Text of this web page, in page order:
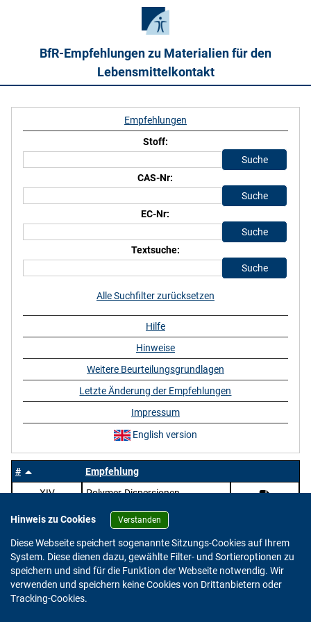
BfR-Empfehlungen zu Materialien für den
Lebensmittelkontakt
#
Empfehlung
XIV
Polymer-Dispersionen
Empfehlungen
Stoff:
CAS-Nr:
EC-Nr:
Textsuche:
Alle Suchfilter zurücksetzen
Hilfe
Hinweise
Weitere Beurteilungsgrundlagen
Letzte Änderung der Empfehlungen
Impressum
English version
Hinweis zu Cookies Verstanden
Diese Webseite speichert sogenannte Sitzungs-Cookies auf Ihrem
System. Diese dienen dazu, gewählte Filter- und Sortieroptionen zu
speichern und sind für die Funktion der Webseite notwendig. Wir
verwenden und speichern keine Cookies von Drittanbietern oder
Tracking-Cookies.